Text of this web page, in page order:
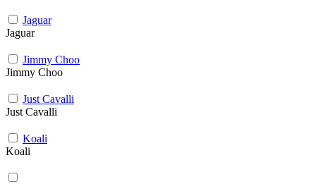
Jaguar
Jaguar
Jimmy Choo
Jimmy Choo
Just Cavalli
Just Cavalli
Koali
Koali